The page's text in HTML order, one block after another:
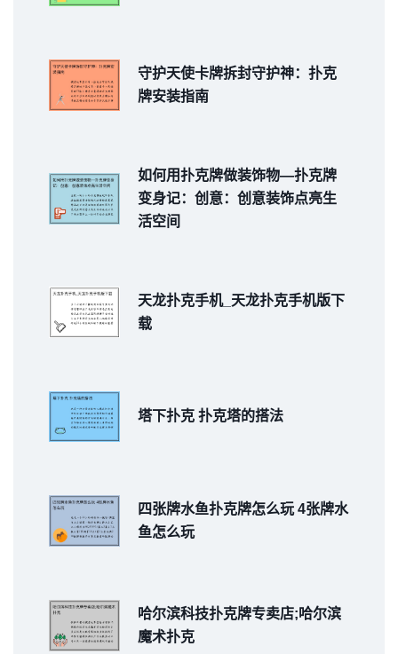
守护天使卡牌拆封守护神：扑克
牌安装指南
如何用扑克牌做装饰物—扑克牌
变身记：创意：创意装饰点亮生
活空间
天龙扑克手机_天龙扑克手机版下
载
塔下扑克 扑克塔的搭法
四张牌水鱼扑克牌怎么玩 4张牌水
鱼怎么玩
哈尔滨科技扑克牌专卖店;哈尔滨
魔术扑克